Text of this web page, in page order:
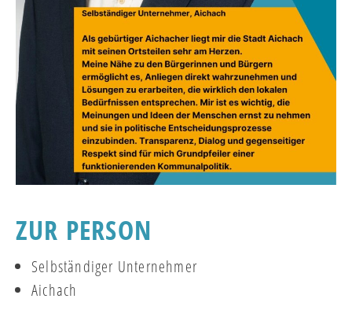
ZUR PERSON
Selbständiger Unternehmer
Aichach